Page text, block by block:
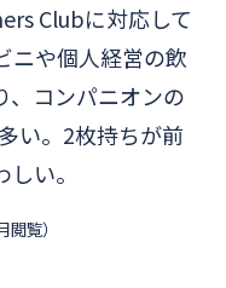
Clubに対応して
ニや個人経営の飲
、コンパニオンの
い。2枚持ちが前
い。
覧）